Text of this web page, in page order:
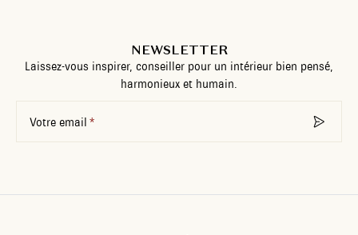
NEWSLETTER
Laissez-vous inspirer, conseiller pour un intérieur bien pensé,
harmonieux et humain.
Votre email